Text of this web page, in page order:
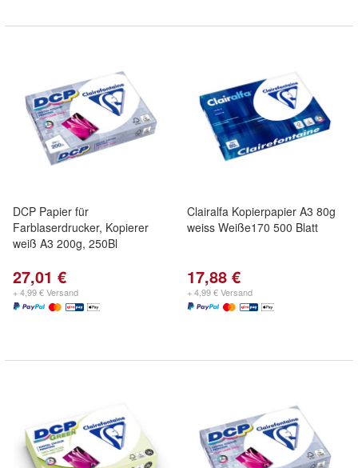
DCP Papier für
Farblaserdrucker, Kopierer
weiß A3 200g, 250Bl
27,01 €
+ 4,99 € Versand
Clairalfa Kopierpapier A3 80g
weiss Weiße170 500 Blatt
17,88 €
+ 4,99 € Versand